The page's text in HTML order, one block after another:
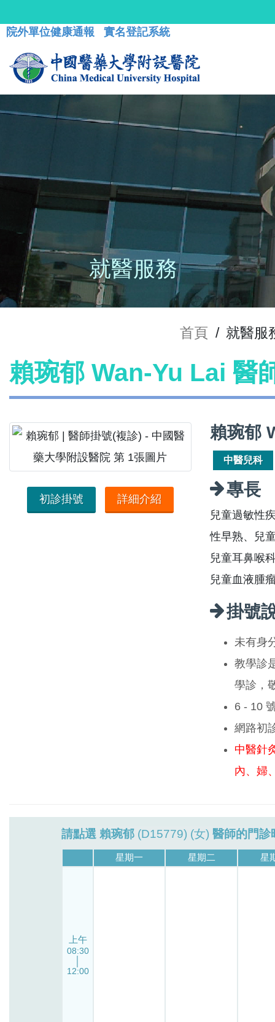
院外單位健康通報 實名登記系統
就醫服務
首頁 / 就醫服
賴琬郁 Wan-Yu Lai 醫
初診掛號 詳細介紹
賴琬郁
中醫兒科
專長
兒童過敏性
性早熟、兒
兒童耳鼻喉
兒童血液腫
掛號
未有身
教學診
學診，
6 - 10
網路初
中醫針
內、婦